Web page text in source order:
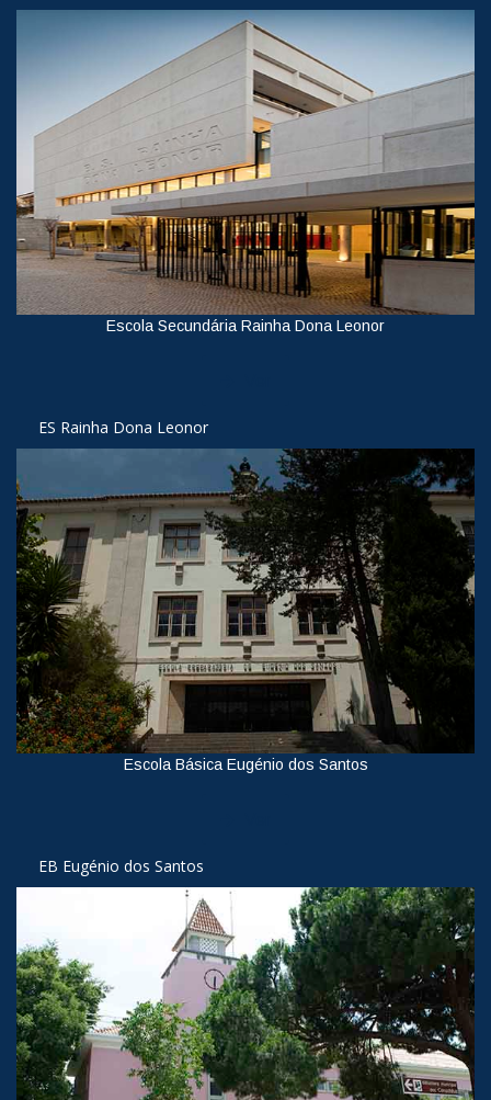
Escola Secundária Rainha Dona Leonor
ES Rainha Dona Leonor
Escola Básica Eugénio dos Santos
EB Eugénio dos Santos